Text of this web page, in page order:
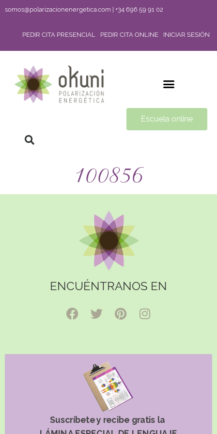
somos@polarizacionenergetica.com | +34 696 59 91 02
PEDIR CITA PRESENCIAL PEDIR CITA ONLINE INICIAR SESIÓN
Escuela online
100856
ENCUÉNTRANOS EN
Suscríbete y recibe gratis la